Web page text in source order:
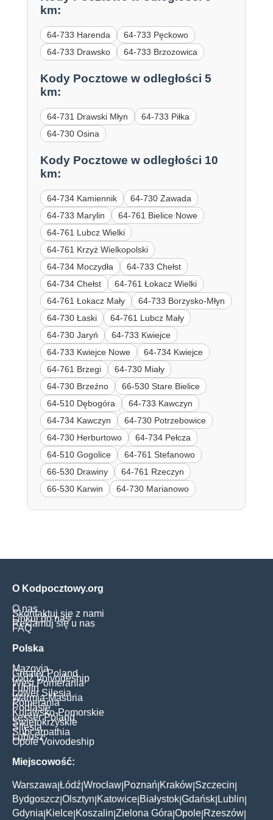
km:
64-733 Harenda
64-733 Pęckowo
64-733 Drawsko
64-733 Brzozowica
Kody Pocztowe w odległości 5
km:
64-731 Drawski Młyn
64-733 Piłka
64-730 Osina
Kody Pocztowe w odległości 10
km:
64-734 Kamiennik
64-730 Zawada
64-733 Marylin
64-761 Bielice Nowe
64-761 Lubcz Wielki
64-761 Krzyż Wielkopolski
64-734 Moczydła
64-733 Chełst
64-734 Chełst
64-761 Łokacz Wielki
64-761 Łokacz Mały
64-733 Borzysko-Młyn
64-730 Łaski
64-761 Lubcz Mały
64-730 Jaryń
64-733 Kwiejce
64-733 Kwiejce Nowe
64-734 Kwiejce
64-761 Brzegi
64-730 Miały
64-730 Brzeźno
66-530 Stare Bielice
64-510 Dębogóra
64-733 Kawczyn
64-734 Kawczyn
64-730 Potrzebowice
64-730 Herburtowo
64-734 Pełcza
64-510 Gogolice
64-761 Stefanowo
66-530 Drawiny
64-761 Rzeczyn
66-530 Karwin
64-730 Marianowo
O Kodpocztowy.org
O nas
Skontaktuj się z nami
Linkuj do nas
Reklamuj się u nas
FAQ
Polska
Mazovia
Greater Poland
Łódź Voivodeship
West Pomerania
Lublin
Lower Silesia
Warmia-Masuria
Pomerania
Podlasie
Kujawsko-Pomorskie
Lesser Poland
Świętokrzyskie
Silesia
Subcarpathia
Lubusz
Opole Voivodeship
Miejscowość:
Warszawa Łódź Wrocław Poznań Kraków Szczecin
Bydgoszcz Olsztyn Katowice Białystok Gdańsk Lublin
Gdynia Kielce Koszalin Zielona Góra Opole Rzeszów